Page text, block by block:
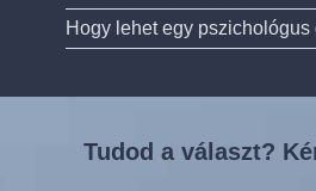
Hogy lehet egy pszichológus
Tudod a választ?